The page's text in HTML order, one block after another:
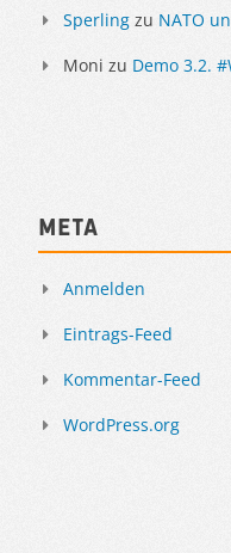
Sperling zu NATO
Moni zu Demo 3.2.
Meta
Anmelden
Eintrags-Feed
Kommentar-Feed
WordPress.org